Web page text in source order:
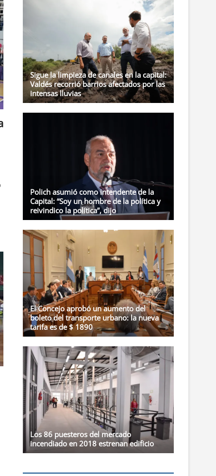
Sigue la limpieza de canales en la capital:
Valdés recorrió barrios afectados por las
intensas lluvias
Polich asumió como intendente de la
Capital: “Soy un hombre de la política y
reivindico la política”, dijo
El Concejo aprobó un aumento del
boleto del transporte urbano: la nueva
tarifa es de $ 1890
Los 86 puesteros del mercado
incendiado en 2018 estrenan edificio